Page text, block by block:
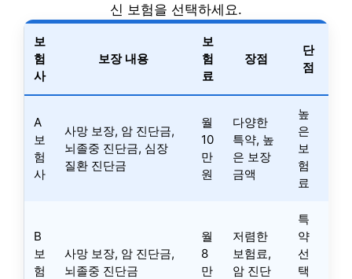
신 보험을 선택하세요.
보
험
사
보장 내용
보
험
료
장점
단
점
A
보
험
사
사망 보장, 암 진단금,
뇌졸중 진단금, 심장
질환 진단금
월
10
만
원
다양한
특약, 높
은 보장
금액
높
은
보
험
료
B
보
험
사망 보장, 암 진단금,
뇌졸중 진단금
월
8
만
저렴한
보험료,
암 진단
특
약
선
택